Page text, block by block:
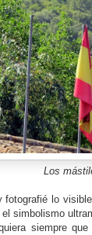
Los
lo
simbolismo
siempre